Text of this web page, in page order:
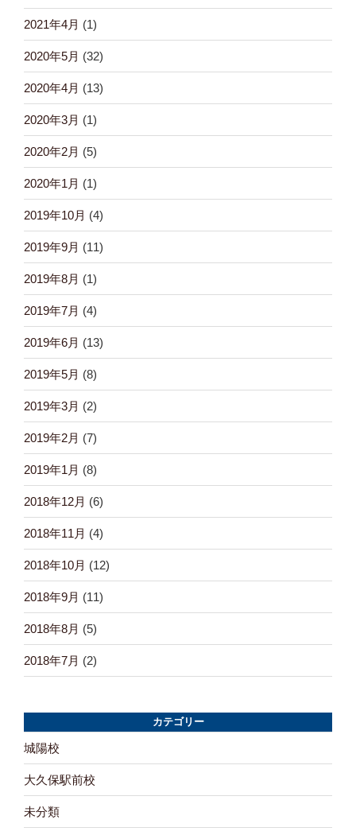
2021年4月 (1)
2020年5月 (32)
2020年4月 (13)
2020年3月 (1)
2020年2月 (5)
2020年1月 (1)
2019年10月 (4)
2019年9月 (11)
2019年8月 (1)
2019年7月 (4)
2019年6月 (13)
2019年5月 (8)
2019年3月 (2)
2019年2月 (7)
2019年1月 (8)
2018年12月 (6)
2018年11月 (4)
2018年10月 (12)
2018年9月 (11)
2018年8月 (5)
2018年7月 (2)
カテゴリー
城陽校
大久保駅前校
未分類